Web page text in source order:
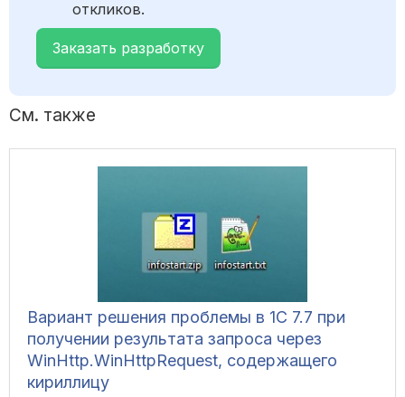
откликов.
Заказать разработку
См. также
Вариант решения проблемы в 1С 7.7 при
получении результата запроса через
WinHttp.WinHttpRequest, содержащего
кириллицу